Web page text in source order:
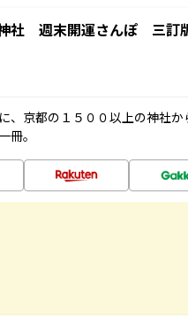
社 週末開運さんぽ 三訂
、京都の１５００以上の神社か
冊。